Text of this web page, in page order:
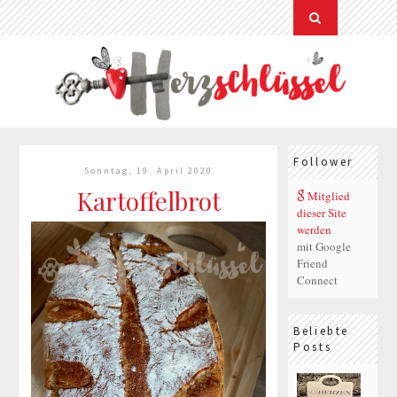
Sonntag, 19. April 2020
Kartoffelbrot
Follower
Mitglied
dieser Site
werden
mit Google
Friend
Connect
Beliebte
Posts